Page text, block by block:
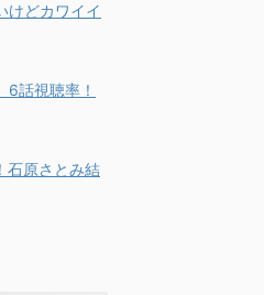
けどカワイイ
6話視聴率！
石原さとみ結